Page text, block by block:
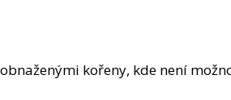
kořeny, kde není